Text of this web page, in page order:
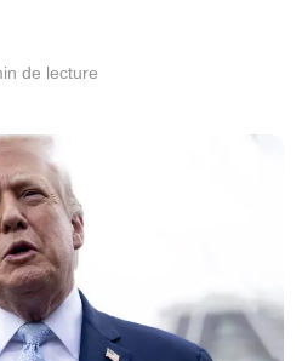
de lecture